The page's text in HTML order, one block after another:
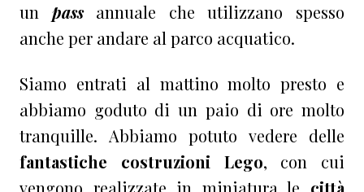
un passannuale che utilizzano spesso
anche per andare al parco acquatico.
Siamo entrati al mattino molto presto e
abbiamo goduto di un paio di ore molto
tranquille. Abbiamo potuto vedere delle
fantastiche costruzioni Lego, con cui